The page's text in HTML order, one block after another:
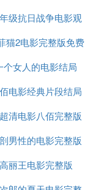
千出马，黄大千赢
轻而易举的把龙在
就此被骗，于是请
级抗日战争电影观
后感
猫2电影完整版免费
个女人的电影结局
电影经典片段结局
清电影八佰完整版
男性的电影完整版
高丽王电影完整版